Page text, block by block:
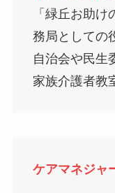
「緑丘お助
務局としての
自治会や民生
家族介護者教
ケアマネジャ